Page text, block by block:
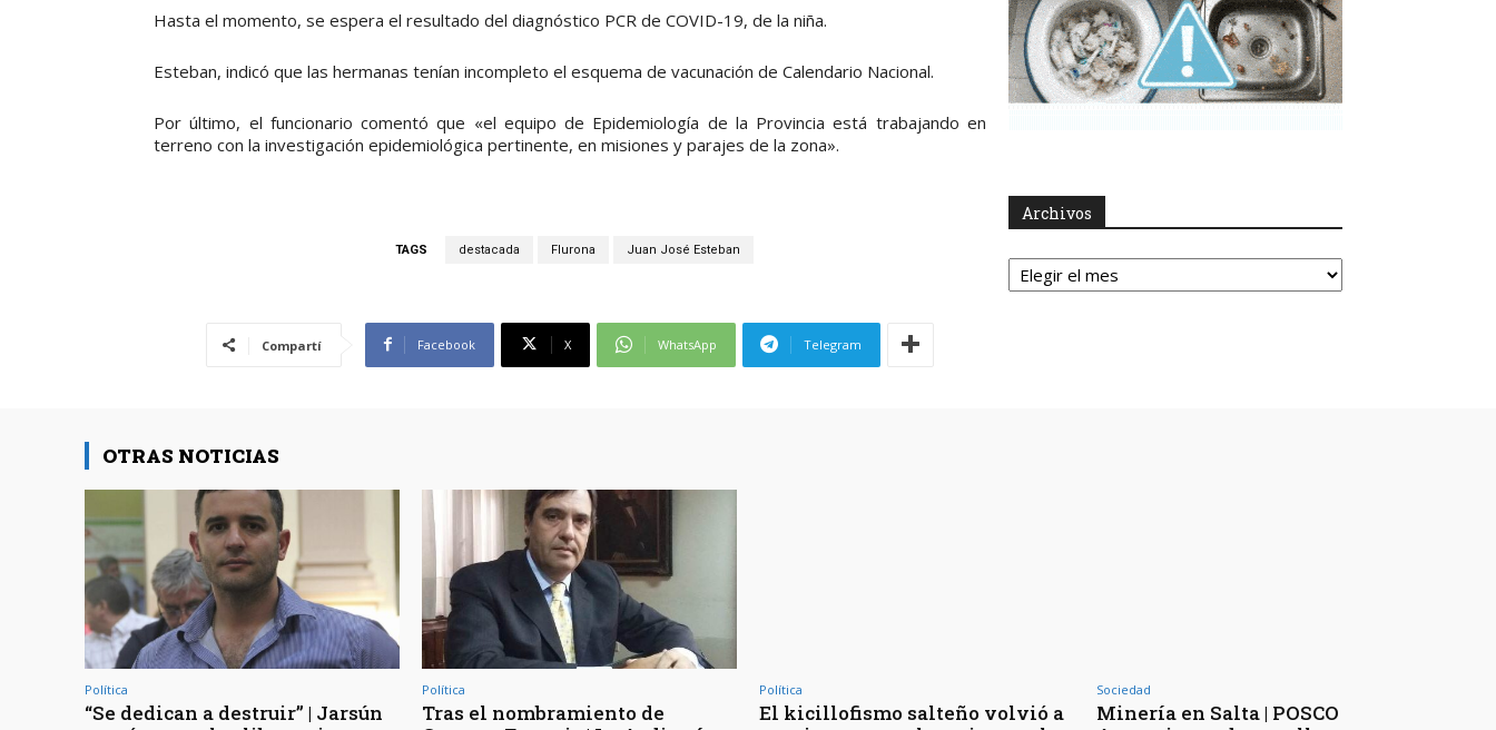
Hasta el momento, se espera el resultado del diagnóstico PCR de COVID-19, de la niña.
Esteban, indicó que las hermanas tenían incompleto el esquema de vacunación de Calendario Nacional.
Por último, el funcionario comentó que «el equipo de Epidemiología de la Provincia está trabajando en
terreno con la investigación epidemiológica pertinente, en misiones y parajes de la zona».
TAGS destacada Flurona Juan José Esteban
Compartí Facebook X WhatsApp Telegram
Archivos
Archivos
OTRAS NOTICIAS
Política
“Se dedican a destruir” | Jarsún
Política
Tras el nombramiento de
Política
El kicillofismo salteño volvió a
Sociedad
Minería en Salta | POSCO